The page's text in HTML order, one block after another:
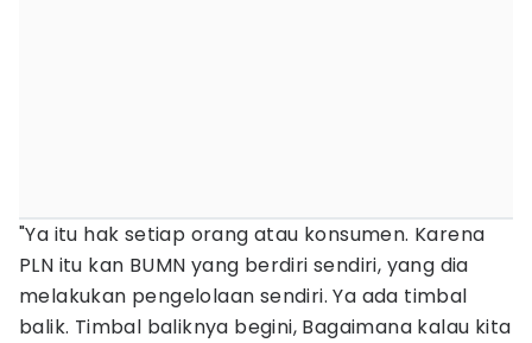
"Ya itu hak setiap orang atau konsumen. Karena
PLN itu kan BUMN yang berdiri sendiri, yang dia
melakukan pengelolaan sendiri. Ya ada timbal
balik. Timbal baliknya begini, Bagaimana kalau kita